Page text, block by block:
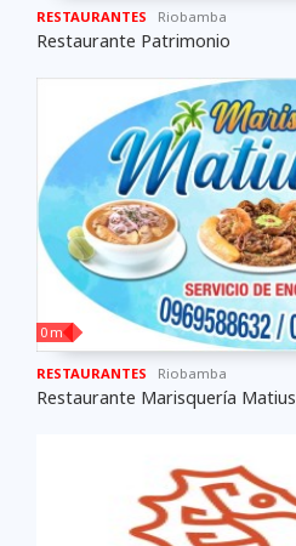
RESTAURANTES Riobamba
Restaurante Patrimonio
0 m
RESTAURANTES Riobamba
Restaurante Marisquería Matius